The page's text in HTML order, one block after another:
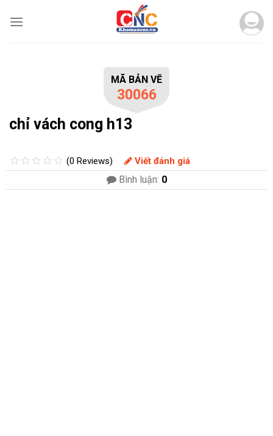
MÃ BẢN VẼ
30066
chỉ vách cong h13
(0 Reviews) Viết đánh giá
Bình luận: 0